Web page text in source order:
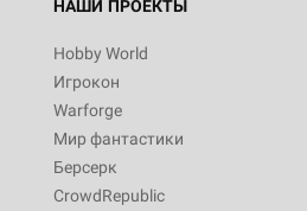
НАШИ ПРОЕКТЫ
Hobby World
Игрокон
Warforge
Мир фантастики
Берсерк
CrowdRepublic